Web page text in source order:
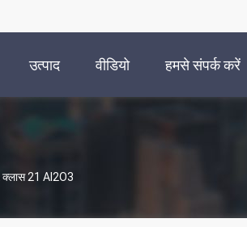
उत्पाद वीडियो हमसे संपर्क करें
क्लास 21 Al2O3